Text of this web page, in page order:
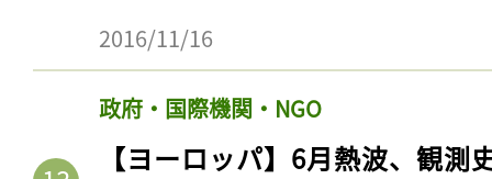
2016/11/16
政府・国際機関・NGO
【ヨーロッパ】6月熱波、観